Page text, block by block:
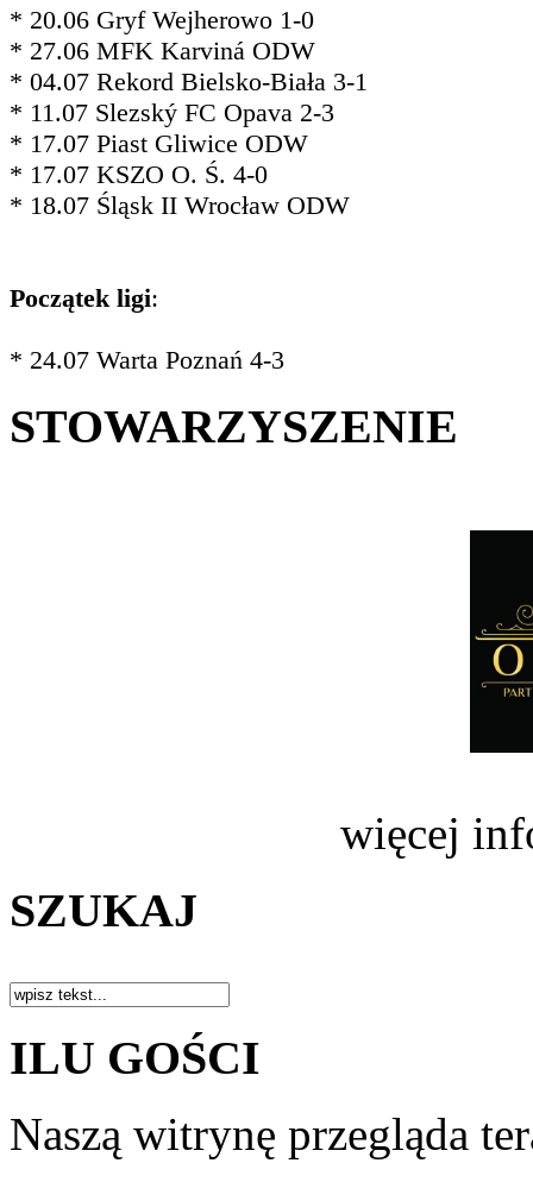
* 20.06 Gryf Wejherowo 1-0
* 27.06 MFK Karviná ODW
* 04.07 Rekord Bielsko-Biała 3-1
* 11.07 Slezský FC Opava 2-3
* 17.07 Piast Gliwice ODW
* 17.07 KSZO O. Ś. 4-0
* 18.07 Śląsk II Wrocław ODW
Początek ligi:
* 24.07 Warta Poznań 4-3
STOWARZYSZENIE
więcej
SZUKAJ
ILU GOŚCI
Naszą witrynę przegląda